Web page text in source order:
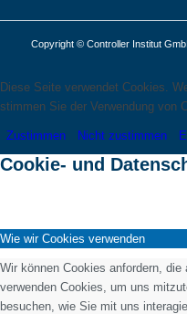
Copyright © Controller Institut
Diese Seite verwendet Cookies.
stimmen Sie der Verwendung von
Zustimmen Nicht zustimmen
Cookie- und
Wie wir Cookies verwenden
Wir können Cookies anfordern,
verwenden Cookies, um uns
besuchen, wie Sie mit uns